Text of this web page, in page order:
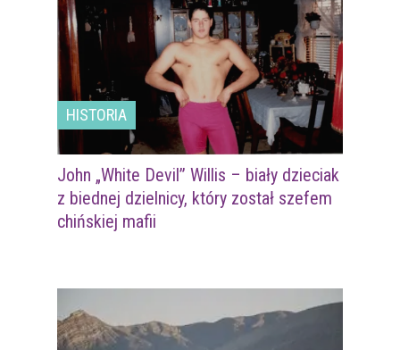
HISTORIA
John „White Devil” Willis – biały dzieciak
z biednej dzielnicy, który został szefem
chińskiej mafii